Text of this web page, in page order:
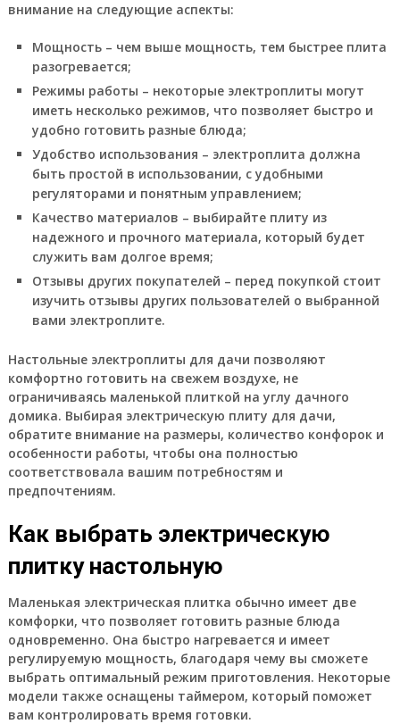
внимание на следующие аспекты:
Мощность – чем выше мощность, тем быстрее плита
разогревается;
Режимы работы – некоторые электроплиты могут
иметь несколько режимов, что позволяет быстро и
удобно готовить разные блюда;
Удобство использования – электроплита должна
быть простой в использовании, с удобными
регуляторами и понятным управлением;
Качество материалов – выбирайте плиту из
надежного и прочного материала, который будет
служить вам долгое время;
Отзывы других покупателей – перед покупкой стоит
изучить отзывы других пользователей о выбранной
вами электроплите.
Настольные электроплиты для дачи позволяют
комфортно готовить на свежем воздухе, не
ограничиваясь маленькой плиткой на углу дачного
домика. Выбирая электрическую плиту для дачи,
обратите внимание на размеры, количество конфорок и
особенности работы, чтобы она полностью
соответствовала вашим потребностям и
предпочтениям.
Как выбрать электрическую
плитку настольную
Маленькая электрическая плитка обычно имеет две
комфорки, что позволяет готовить разные блюда
одновременно. Она быстро нагревается и имеет
регулируемую мощность, благодаря чему вы сможете
выбрать оптимальный режим приготовления. Некоторые
модели также оснащены таймером, который поможет
вам контролировать время готовки.